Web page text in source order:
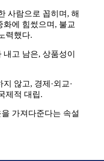
사람으로 꼽히며, 해
화에 힘썼으며, 불교
력했다.
고 남은, 상품성이
않고, 경제·외교·
제적 대립.
가져다준다는 속설